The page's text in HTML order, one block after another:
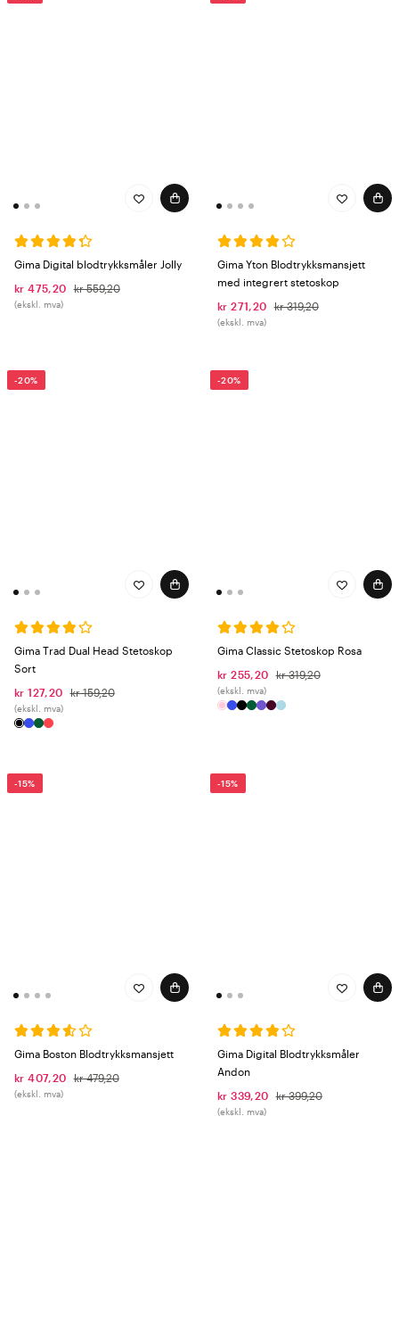
Gima Digital blodtrykksmåler Jolly
kr 475,20
kr 559,20
(ekskl. mva)
Gima Yton Blodtrykksmansjett
med integrert stetoskop
kr 271,20
kr 319,20
(ekskl. mva)
-20%
Gima Trad Dual Head Stetoskop
Sort
kr 127,20
kr 159,20
(ekskl. mva)
-20%
Gima Classic Stetoskop Rosa
kr 255,20
kr 319,20
(ekskl. mva)
-15%
Gima Boston Blodtrykksmansjett
kr 407,20
kr 479,20
(ekskl. mva)
-15%
Gima Digital Blodtrykksmåler
Andon
kr 339,20
kr 399,20
(ekskl. mva)